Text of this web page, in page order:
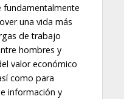
fundamentalmente
una vida más
de trabajo
hombres y
valor económico
como para
información y